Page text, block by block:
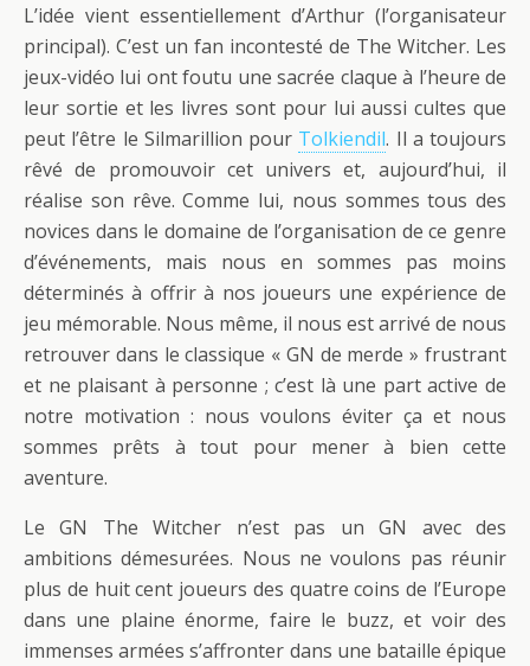
L’idée vient essentiellement d’Arthur (l’organisateur
principal). C’est un fan incontesté de The Witcher. Les
jeux-vidéo lui ont foutu une sacrée claque à l’heure de
leur sortie et les livres sont pour lui aussi cultes que
peut l’être le Silmarillion pour Tolkiendil. Il a toujours
rêvé de promouvoir cet univers et, aujourd’hui, il
réalise son rêve. Comme lui, nous sommes tous des
novices dans le domaine de l’organisation de ce genre
d’événements, mais nous en sommes pas moins
déterminés à offrir à nos joueurs une expérience de
jeu mémorable. Nous même, il nous est arrivé de nous
retrouver dans le classique « GN de merde » frustrant
et ne plaisant à personne ; c’est là une part active de
notre motivation : nous voulons éviter ça et nous
sommes prêts à tout pour mener à bien cette
aventure.
Le GN The Witcher n’est pas un GN avec des
ambitions démesurées. Nous ne voulons pas réunir
plus de huit cent joueurs des quatre coins de l’Europe
dans une plaine énorme, faire le buzz, et voir des
immenses armées s’affronter dans une bataille épique